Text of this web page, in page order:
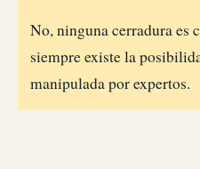
No, ninguna cerradura es
siempre existe la
manipulada por expertos.